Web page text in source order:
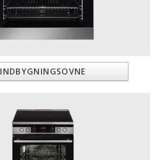
INDBYGNINGSOVNE